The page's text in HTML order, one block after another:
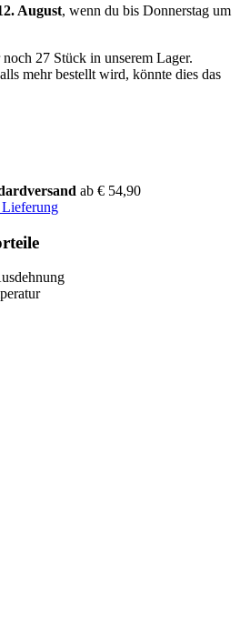
August, wenn du bis Donnerstag um
27 Stück in unserem Lager.
mehr bestellt wird, könnte dies das
ab € 54,90